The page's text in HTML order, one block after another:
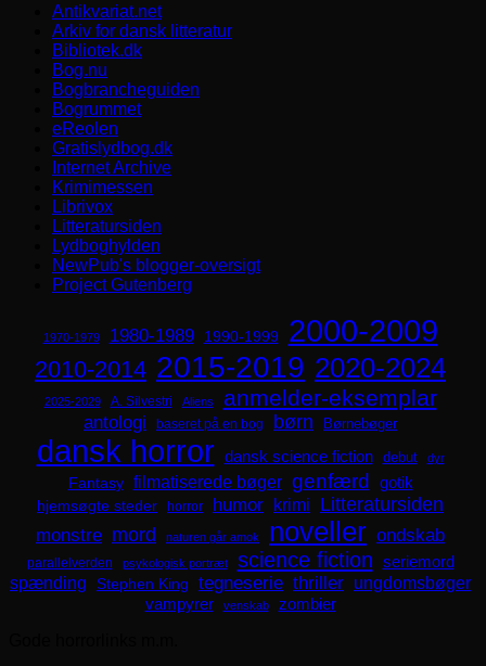
Antikvariat.net
Arkiv for dansk litteratur
Bibliotek.dk
Bog.nu
Bogbrancheguiden
Bogrummet
eReolen
Gratislydbog.dk
Internet Archive
Krimimessen
Librivox
Litteratursiden
Lydboghylden
NewPub's blogger-oversigt
Project Gutenberg
1970-1979 1980-1989 1990-1999 2000-2009
2010-2014 2015-2019 2020-2024
2025-2029 A. Silvestri Aliens anmelder-eksemplar
antologi baseret på en bog børn Børnebøger
dansk horror dansk science fiction debut dyr
Fantasy filmatiserede bøger genfærd
gotik
hjemsøgte steder
horror humor krimi Litteratursiden
monstre mord naturen går amok noveller ondskab
parallelverden psykologisk portræt science fiction seriemord
spænding Stephen King tegneserie thriller ungdomsbøger
vampyrer venskab
zombier